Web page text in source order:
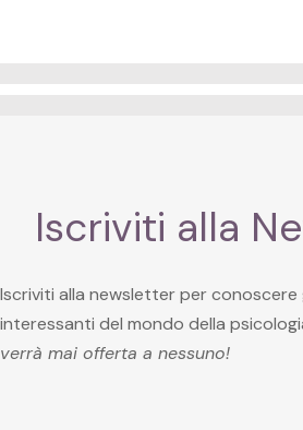
Iscriviti alla
Iscriviti alla newsletter per conoscere
interessanti del mondo della
verrà mai offerta a nessuno!